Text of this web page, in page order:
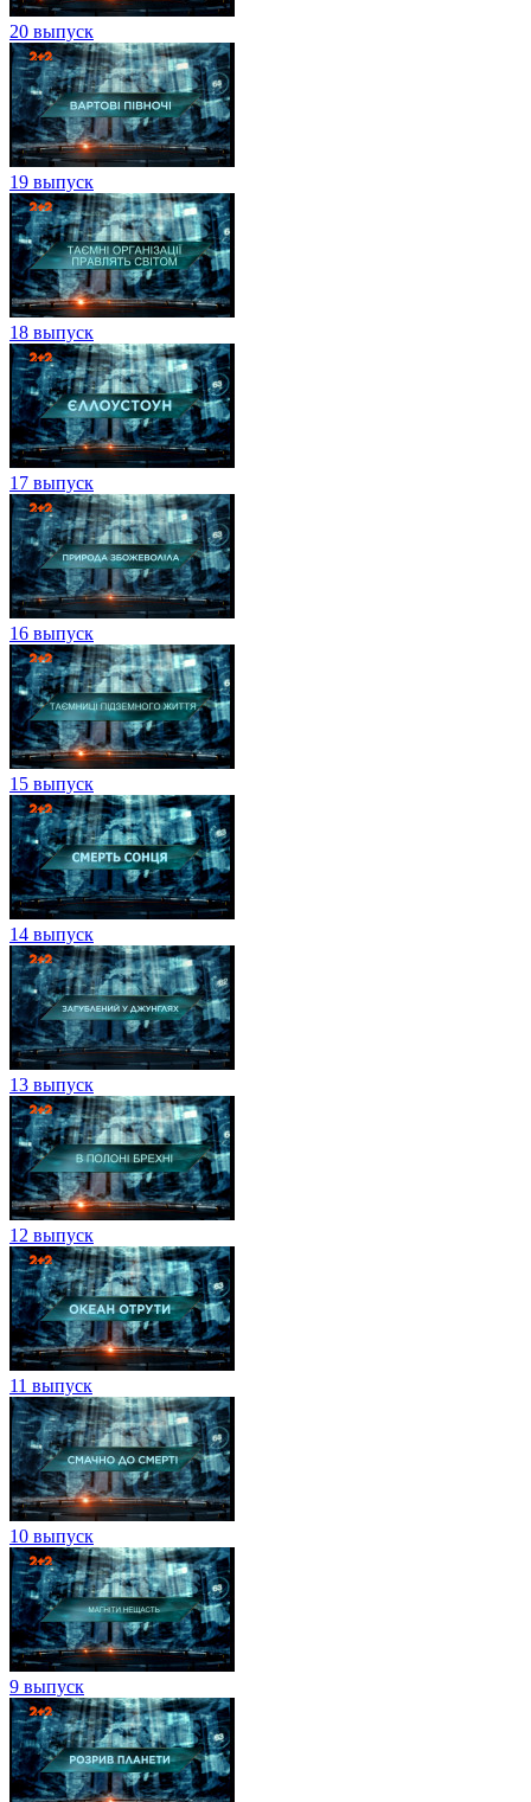
20 выпуск
19 выпуск
18 выпуск
17 выпуск
16 выпуск
15 выпуск
14 выпуск
13 выпуск
12 выпуск
11 выпуск
10 выпуск
9 выпуск